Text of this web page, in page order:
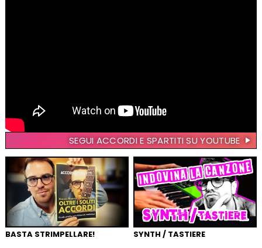
SEGUI ACCORDI E SPARTITI SU YOUTUBE
BASTA STRIMPELLARE! SYNTH / TASTIERE